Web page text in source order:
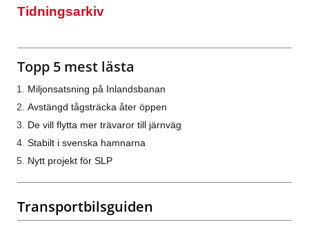
Tidningsarkiv
Topp 5 mest lästa
Miljonsatsning på Inlandsbanan
Avstängd tågsträcka åter öppen
De vill flytta mer trävaror till järnväg
Stabilt i svenska hamnarna
Nytt projekt för SLP
Transportbilsguiden